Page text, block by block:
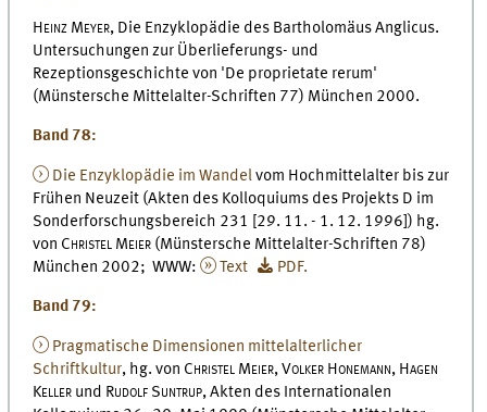
Heinz Meyer, Die Enzyklopädie des Bartholomäus Anglicus.
Untersuchungen zur Überlieferungs- und
Rezeptionsgeschichte von 'De proprietate rerum'
(Münstersche Mittelalter-Schriften 77) München 2000.
Band 78:
Die Enzyklopädie im Wandelvom Hochmittelalter bis zur
Frühen Neuzeit (Akten des Kolloquiums des Projekts D im
Sonderforschungsbereich 231 [29. 11. - 1. 12. 1996]) hg.
von Christel Meier (Münstersche Mittelalter-Schriften 78)
München 2002; WWW:
Text PDF.
Band 79:
Pragmatische Dimensionen mittelalterlicher
Schriftkultur, hg. von Christel Meier,Volker Honemann, Hagen
Keller und Rudolf Suntrup, Akten des Internationalen